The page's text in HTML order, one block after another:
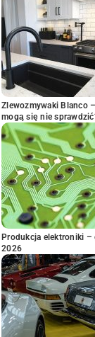
Zlewozmywaki Blanco
mogą się nie
Produkcja elektroniki –
2026